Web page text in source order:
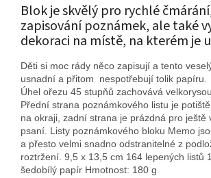
Blok je skvělý pro rychlé
zapisování poznámek, ale také
dekoraci na místě, na kterém je
Děti si moc rády něco zapisují a tento
usnadní a přitom nespotřebují tolik papíru.
Úhel ořezu 45 stupňů zachovává
Přední strana poznámkového listu je
na okraji, zadní strana je prázdná pro ještě
psaní. Listy poznámkového bloku Memo
a přesto velmi snadno odstranitelné z
roztržení. 9,5 x 13,5 cm 164 lepených listů
šedobílý papír Hmotnost: 180 g